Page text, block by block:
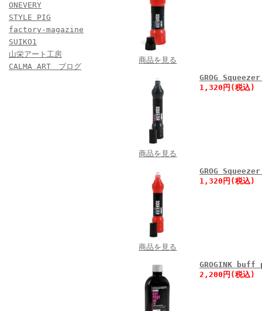
ONEVERY
STYLE PIG
factory-magazine
SUIKO1
山栄アート工房
CALMA ART ブログ
商品を見る
商品を見る
GROG
1,320円(税込)
商品を見る
GROG
1,320円(税込)
GROGINK
2,200円(税込)